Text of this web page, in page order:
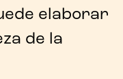
elaborar
de la